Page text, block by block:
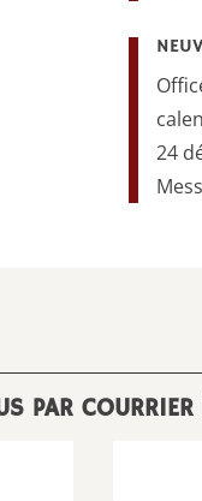
24
PAR COURRIER